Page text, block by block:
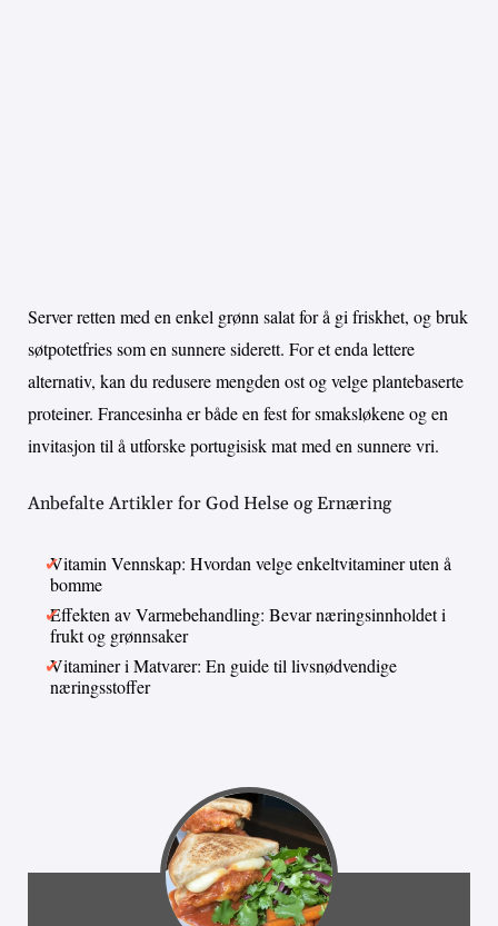
Server retten med en enkel grønn salat for å gi friskhet, og bruk
søtpotetfries som en sunnere siderett. For et enda lettere
alternativ, kan du redusere mengden ost og velge plantebaserte
proteiner. Francesinha er både en fest for smaksløkene og en
invitasjon til å utforske portugisisk mat med en sunnere vri.
Anbefalte Artikler for God Helse og Ernæring
Vitamin Vennskap: Hvordan velge enkeltvitaminer uten å
bomme
Effekten av Varmebehandling: Bevar næringsinnholdet i
frukt og grønnsaker
Vitaminer i Matvarer: En guide til livsnødvendige
næringsstoffer